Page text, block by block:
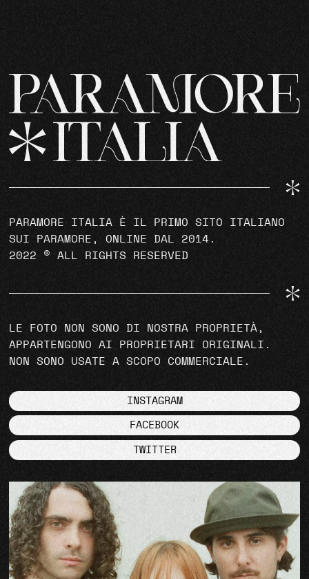
PARAMORE ITALIA È IL PRIMO SITO ITALIANO
SUI PARAMORE, ONLINE DAL 2014.
2022 © ALL RIGHTS RESERVED
LE FOTO NON SONO DI NOSTRA PROPRIETÀ,
APPARTENGONO AI PROPRIETARI ORIGINALI.
NON SONO USATE A SCOPO COMMERCIALE.
INSTAGRAM
FACEBOOK
TWITTER